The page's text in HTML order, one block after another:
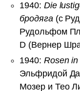
1940: Die
бродяга(с
Рудольфом
D (Вернер
1940: Rosen
Эльфридой
Мозер и Тео